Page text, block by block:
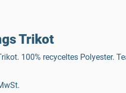
Trikot
100% recyceltes Polyester.